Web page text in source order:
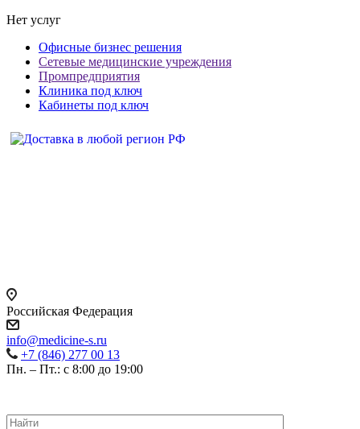
Нет услуг
Офисные бизнес решения
Сетевые медицинские учреждения
Промпредприятия
Клиника под ключ
Кабинеты под ключ
Российская Федерация
info@medicine-s.ru
+7 (846) 277 00 13
Пн. – Пт.: с 8:00 до 19:00